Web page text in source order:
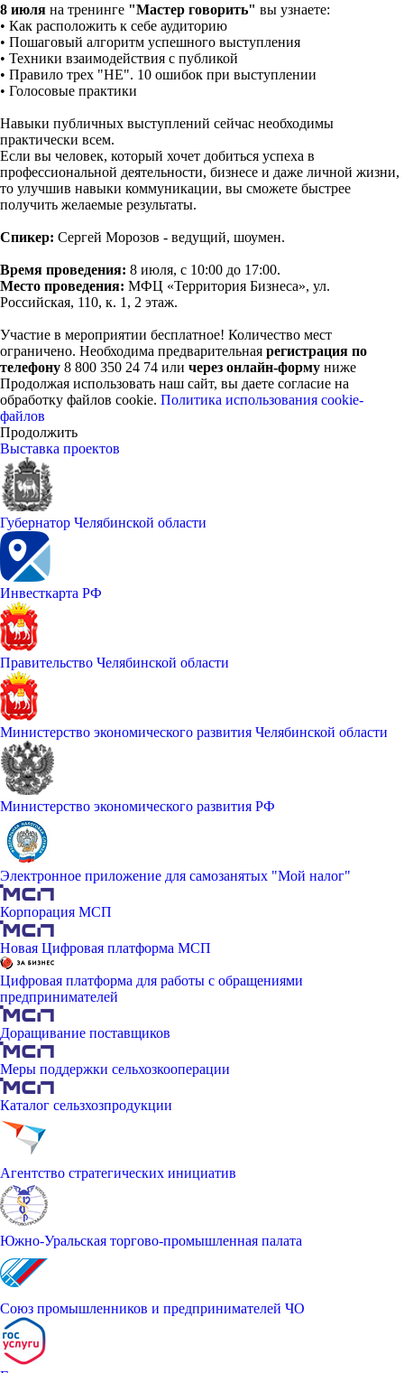
8 июля на тренинге "Мастер говорить" вы узнаете:
• Как расположить к себе аудиторию
• Пошаговый алгоритм успешного выступления
• Техники взаимодействия с публикой
• Правило трех "НЕ". 10 ошибок при выступлении
• Голосовые практики
Навыки публичных выступлений сейчас необходимы
практически всем.
Если вы человек, который хочет добиться успеха в
профессиональной деятельности, бизнесе и даже личной жизни,
то улучшив навыки коммуникации, вы сможете быстрее
получить желаемые результаты.
Спикер: Сергей Морозов - ведущий, шоумен.
Время проведения: 8 июля, с 10:00 до 17:00.
Место проведения: МФЦ «Территория Бизнеса», ул.
Российская, 110, к. 1, 2 этаж.
Участие в мероприятии бесплатное! Количество мест
ограничено. Необходима предварительная регистрация по
телефону 8 800 350 24 74 или через онлайн-форму ниже
Продолжая использовать наш сайт, вы даете согласие на
обработку файлов cookie. Политика использования cookie-
файлов
Продолжить
Выставка проектов
Губернатор Челябинской области
Инвесткарта РФ
Правительство Челябинской области
Министерство экономического развития Челябинской области
Министерство экономического развития РФ
Электронное приложение для самозанятых "Мой налог"
Корпорация МСП
Новая Цифровая платформа МСП
Цифровая платформа для работы с обращениями
предпринимателей
Доращивание поставщиков
Меры поддержки сельхозкооперации
Каталог сельзхозпродукции
Агентство стратегических инициатив
Южно-Уральская торгово-промышленная палата
Союз промышленников и предпринимателей ЧО